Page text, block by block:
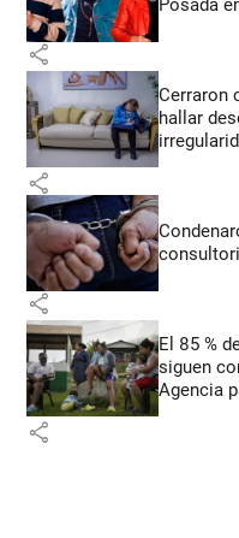
Posada
share
Cerraron
hallar
share
share
El 85 %
siguen
Agencia
share